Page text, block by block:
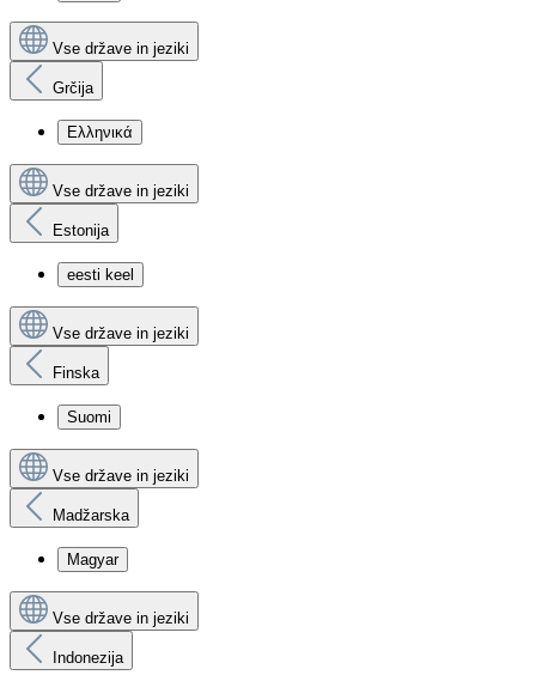
Vse države in jeziki
Grčija
Ελληνικά
Vse države in jeziki
Estonija
eesti keel
Vse države in jeziki
Finska
Suomi
Vse države in jeziki
Madžarska
Magyar
Vse države in jeziki
Indonezija